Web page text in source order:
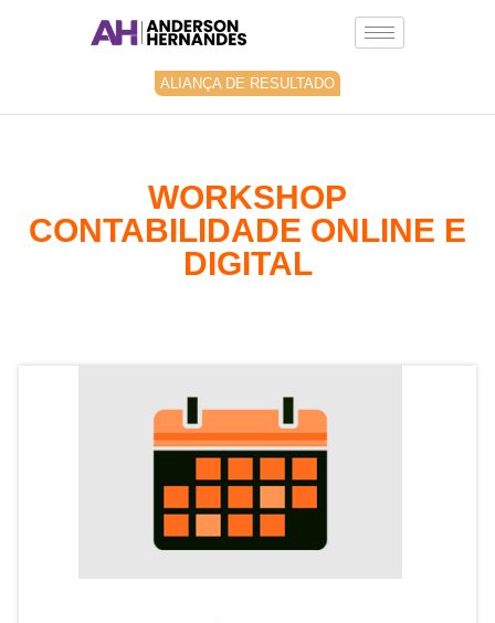
ALIANÇA DE RESULTADO
WORKSHOP
CONTABILIDADE ONLINE E
DIGITAL